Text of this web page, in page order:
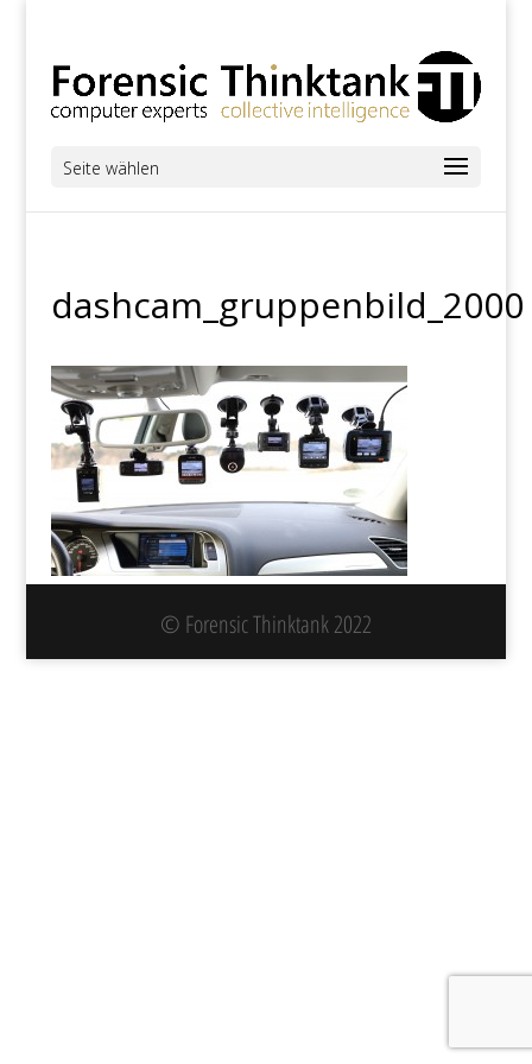
Seite wählen
dashcam_gruppenbild_2000
© Forensic Thinktank 2022